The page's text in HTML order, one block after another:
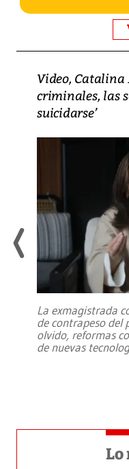
Video, Catalina
criminales, las
suicidarse’
La exmagistrada
de contrapeso del
olvido, reformas
de nuevas
Lo